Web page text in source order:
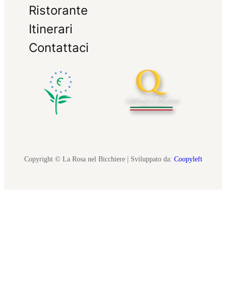
Ristorante
Itinerari
Contattaci
Copyright © La Rosa nel Bicchiere | Sviluppato da: Coopyleft